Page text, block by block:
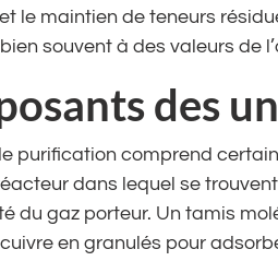
le maintien de teneurs
souvent à des valeurs de
des
purification comprend
dans lequel se
du gaz porteur. Un tamis
en granulés pour